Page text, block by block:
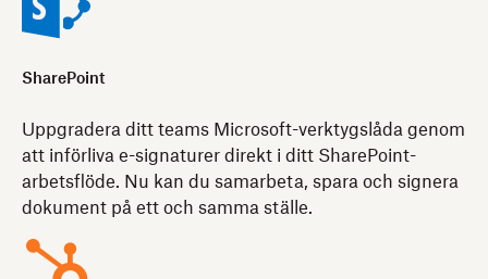
SharePoint
Uppgradera ditt teams Microsoft-verktygslåda genom
att införliva e-signaturer direkt i ditt SharePoint-
arbetsflöde. Nu kan du samarbeta, spara och signera
dokument på ett och samma ställe.